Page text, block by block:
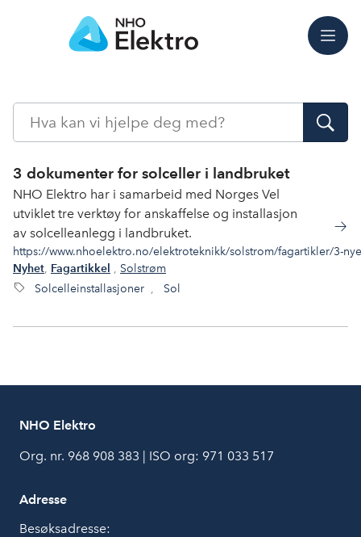
Meny
Søk
3 dokumenter for solceller i landbruket
NHO Elektro har i samarbeid med Norges Vel
utviklet tre verktøy for anskaffelse og installasjon
av solcelleanlegg i landbruket.
https://www.nhoelektro.no/elektroteknikk/solstrom/fagartikler/3-
Nyhet, Fagartikkel , Solstrøm
Solcelleinstallasjoner , Sol
NHO Elektro
Org. nr. 968 908 383 | ISO org: 971 033 517
Adresse
Besøksadresse: